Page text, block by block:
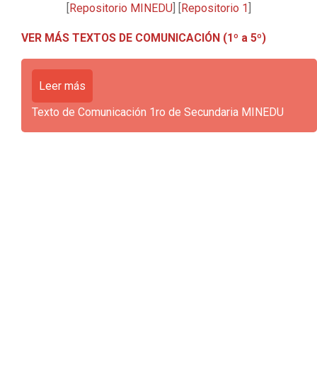
[Repositorio MINEDU] [Repositorio 1]
VER MÁS TEXTOS DE COMUNICACIÓN (1º a 5º)
Leer más
Texto de Comunicación 1ro de Secundaria MINEDU